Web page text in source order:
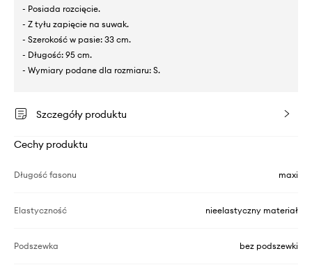
- Posiada rozcięcie.
- Z tyłu zapięcie na suwak.
- Szerokość w pasie: 33 cm.
- Długość: 95 cm.
- Wymiary podane dla rozmiaru: S.
Szczegóły produktu
Cechy produktu
Długość fasonu maxi
Elastyczność nieelastyczny materiał
Podszewka bez podszewki